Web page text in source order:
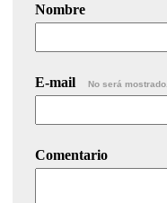
Nombre
E-mail No será mostrado.
Comentario